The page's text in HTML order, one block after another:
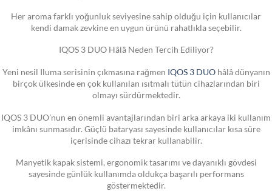
Her aroma farklı yoğunluk seviyesine sahip olduğu için kullanıcılar
kendi damak zevkine en uygun ürünü rahatlıkla seçebilir.
IQOS 3 DUO Hâlâ Neden Tercih Ediliyor?
Yeni nesil Iluma serisinin çıkmasına rağmen IQOS 3 DUOhâlâ dünyanın
birçok ülkesinde en çok kullanılan ısıtmalı tütün cihazlarından biri
olmayı sürdürmektedir.
IQOS 3 DUO’nun en önemli avantajlarından biri arka arkaya iki kullanım
imkânı sunmasıdır. Güçlü bataryası sayesinde kullanıcılar kısa süre
içerisinde cihazı tekrar kullanabilir.
Manyetik kapak sistemi, ergonomik tasarımı ve dayanıklı gövdesi
sayesinde günlük kullanımda oldukça başarılı performans
göstermektedir.